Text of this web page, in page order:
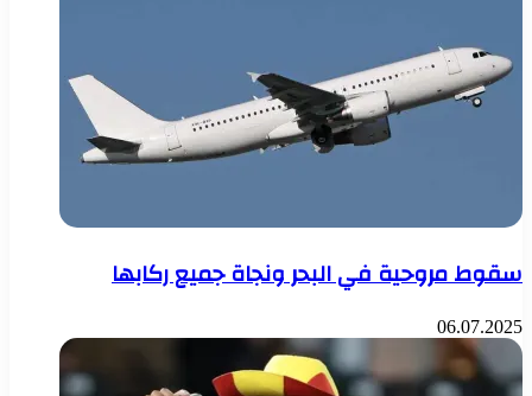
سقوط مروحية في البحر ونجاة جميع ركابها
06.07.2025